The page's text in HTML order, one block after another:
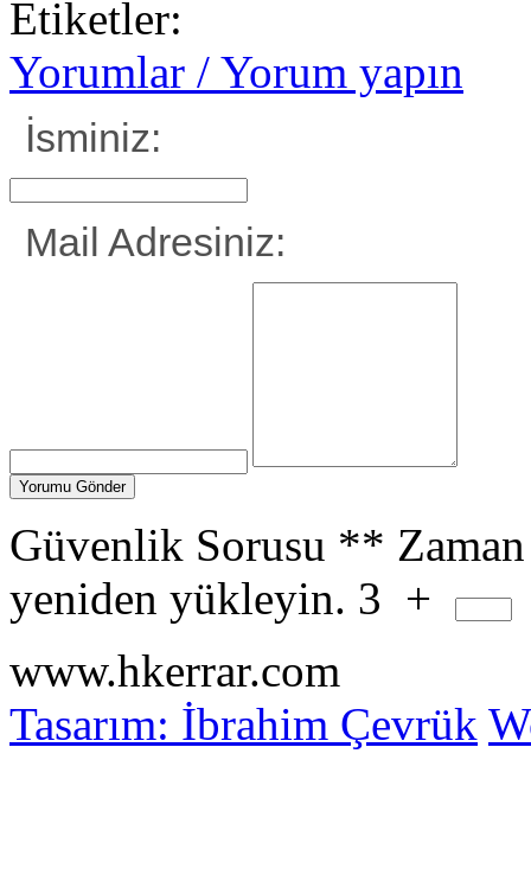
Etiketler:
Yorumlar / Yorum yapın
İsminiz:
Mail Adresiniz:
Güvenlik Sorusu **
yeniden yükleyin. 3 +
www.hkerrar.com
Tasarım: İbrahim Çevrük